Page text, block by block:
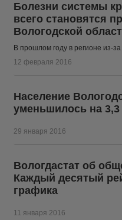
Болезни системы
всего становятся
Вологодской
В прошлом году в регионе из-
12 февраля 2016
Население
уменьшилось на
29 января 2016
Вологдастат об
Каждый десятый
графика
11 января 2016